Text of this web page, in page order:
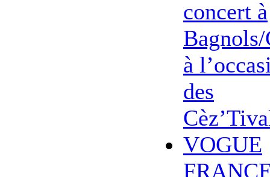
concert à
Bagnols/
à
des
VOGUE